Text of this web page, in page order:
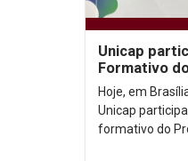
Unicap
Formativo
Hoje, em
Unicap
formativo do